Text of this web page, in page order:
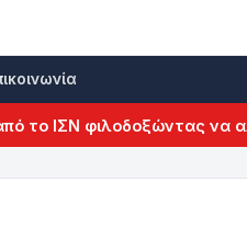
φιλοδοξώντας να